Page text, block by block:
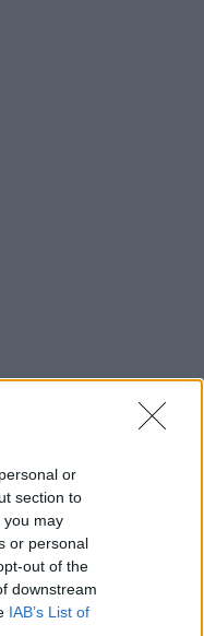
or
section to
you may
or personal
out of the
downstream
IAB’s List of